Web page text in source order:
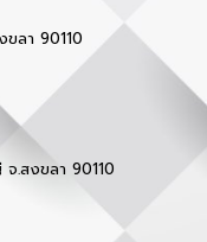
ลา 90110
.สงขลา 90110